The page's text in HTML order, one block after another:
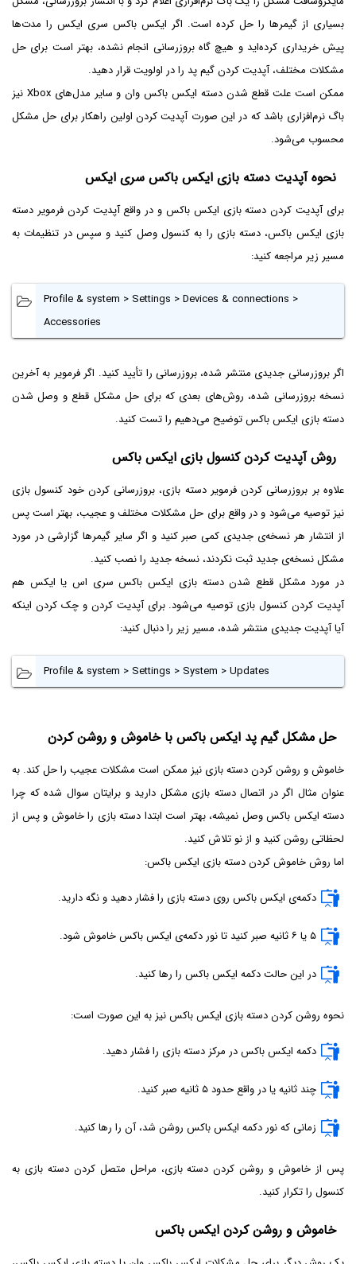
بسیاری از گیمرها را حل کرده است. اگر ایکس باکس سری ایکس را مدت‌ها
پیش خریداری کرده‌اید و هیچ گاه بروزرسانی انجام نشده، بهتر است برای حل
مشکلات مختلف، آپدیت کردن گیم پد را در اولویت قرار دهید.
ممکن است علت قطع شدن دسته ایکس باکس وان و سایر مدل‌های Xbox نیز
باگ نرم‌افزاری باشد که در این صورت آپدیت کردن اولین راهکار برای حل مشکل
محسوب می‌شود.
نحوه آپدیت دسته بازی ایکس باکس سری ایکس
برای آپدیت کردن دسته بازی ایکس باکس و در واقع آپدیت کردن فرمویر دسته
بازی ایکس باکس، دسته بازی را به کنسول وصل کنید و سپس در تنظیمات به
مسیر زیر مراجعه کنید:
Profile & system > Settings > Devices & connections >
Accessories
اگر بروزرسانی جدیدی منتشر شده، بروزرسانی را تأیید کنید. اگر فرمویر به آخرین
نسخه بروزرسانی شده، روش‌های بعدی که برای حل مشکل قطع و وصل شدن
دسته بازی ایکس باکس توضیح می‌دهیم را تست کنید.
روش آپدیت کردن کنسول بازی ایکس باکس
علاوه بر بروزرسانی کردن فرمویر دسته بازی، بروزرسانی کردن خود کنسول بازی
نیز توصیه می‌شود و در واقع برای حل مشکلات مختلف و عجیب، بهتر است پس
از انتشار هر نسخه‌ی جدیدی کمی صبر کنید و اگر سایر گیمرها گزارشی در مورد
مشکل نسخه‌ی جدید ثبت نکردند، نسخه جدید را نصب کنید.
در مورد مشکل قطع شدن دسته بازی ایکس باکس سری اس یا ایکس هم
آپدیت کردن کنسول بازی توصیه می‌شود. برای آپدیت کردن و چک کردن اینکه
آیا آپدیت جدیدی منتشر شده، مسیر زیر را دنبال کنید:
Profile & system > Settings > System > Updates
حل مشکل گیم پد ایکس باکس با خاموش و روشن کردن
خاموش و روشن کردن دسته بازی نیز ممکن است مشکلات عجیب را حل کند. به
عنوان مثال اگر در اتصال دسته بازی مشکل دارید و برایتان سوال شده که چرا
دسته ایکس باکس وصل نمیشه، بهتر است ابتدا دسته بازی را خاموش و پس از
لحظاتی روشن کنید و از نو تلاش کنید.
اما روش خاموش کردن دسته بازی ایکس باکس:
دکمه‌ی ایکس باکس روی دسته بازی را فشار دهید و نگه دارید.
۵ یا ۶ ثانیه صبر کنید تا نور دکمه‌ی ایکس باکس خاموش شود.
در این حالت دکمه ایکس باکس را رها کنید.
نحوه روشن کردن دسته بازی ایکس باکس نیز به این صورت است:
دکمه ایکس باکس در مرکز دسته بازی را فشار دهید.
چند ثانیه یا در واقع حدود ۵ ثانیه صبر کنید.
زمانی که نور دکمه ایکس باکس روشن شد، آن را رها کنید.
پس از خاموش و روشن کردن دسته بازی، مراحل متصل کردن دسته بازی به
کنسول را تکرار کنید.
خاموش و روشن کردن ایکس باکس